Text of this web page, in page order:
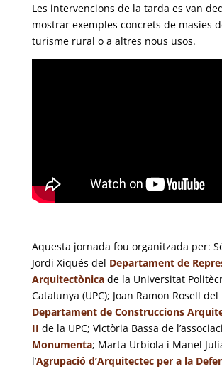
Les intervencions de la tarda es van
mostrar exemples concrets de masies
turisme rural o a altres nous usos.
Aquesta jornada fou organitzada per:
Jordi Xiqués del Departament de
Arquitectònicade la Universitat
Catalunya (UPC); Joan Ramon Rosell del
Departament de Construccions
II de la UPC; Victòria Bassa de
Monumenta; Marta Urbiola i Manel
l’Agrupació d’Arquitectec per a la